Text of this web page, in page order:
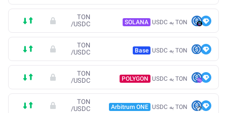
TON به USDC SOLANA
TON
/USDC
TON به USDC Base
TON
/USDC
TON به USDC POLYGON
TON
/USDC
TON به USDC Arbitrum ONE
TON
/USDC